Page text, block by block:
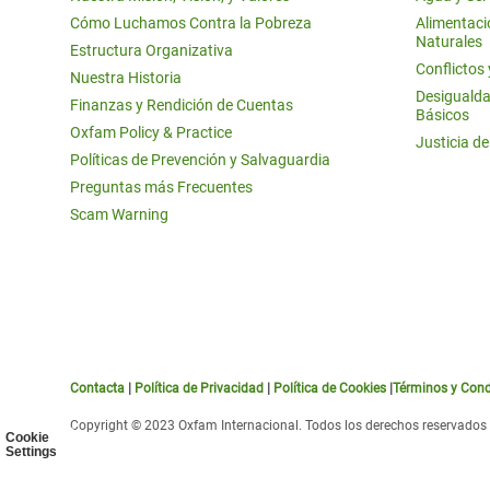
Cookie
Settings
Cómo Luchamos Contra la Pobreza
Estructura Organizativa
Nuestra Historia
Finanzas y Rendición de Cuentas
Oxfam Policy & Practice
Políticas de Prevención y Salvaguardia
Preguntas más Frecuentes
Scam Warning
Naturales
Conflictos
Básicos
Justicia de
Contacta Política de Privacidad Política de Cookies Términos y
Copyright © 2023 Oxfam Internacional. Todos los derechos reservados